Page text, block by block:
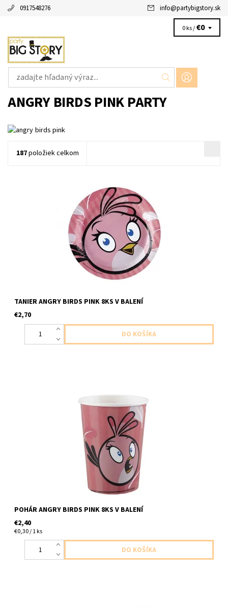
0917548276 info@partybigstory.sk
0 ks /€0
ANGRY BIRDS PINK PARTY
187položiek celkom
papierovy tanier angry birds ruzovy 8ks v balení velkost 18cm
TANIER ANGRY BIRDS PINK 8KS V BALENÍ
€2,70
papierovy pohar angry birds ruzovy 8ks v balení velkost 266ml
POHÁR ANGRY BIRDS PINK 8KS V BALENÍ
€2,40
€0,30 / 1 ks